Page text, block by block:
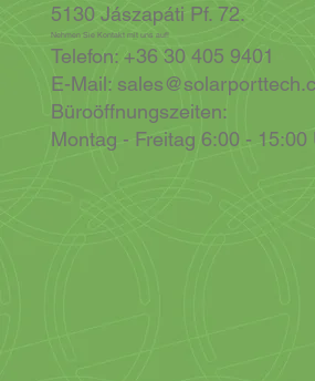
5130 Jászapáti Pf. 72.
Nehmen Sie Kontakt mit uns auf!
Telefon: +36 30 405 9401
E-Mail:
Büroöffnungszeiten:
Montag - Freitag 6:00 - 15:00